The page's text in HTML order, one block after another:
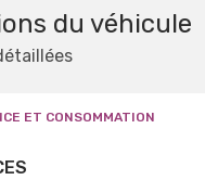
du véhicule
ET CONSOMMATION